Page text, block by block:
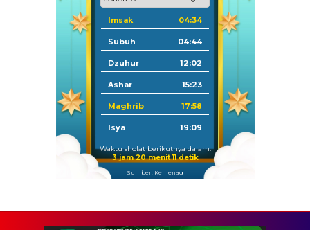
Imsak 04:34
Subuh 04:44
Dzuhur 12:02
Ashar 15:23
Maghrib 17:58
Isya 19:09
Waktu sholat berikutnya dalam:
3 jam 20 menit 10 detik
Sumber: Kemenag